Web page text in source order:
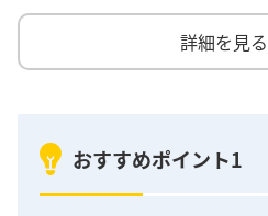
詳細を見る
おすすめポイント1